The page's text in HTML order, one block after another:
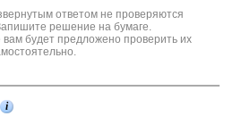
ответом не проверяются
решение на бумаге.
будет предложено проверить их
i